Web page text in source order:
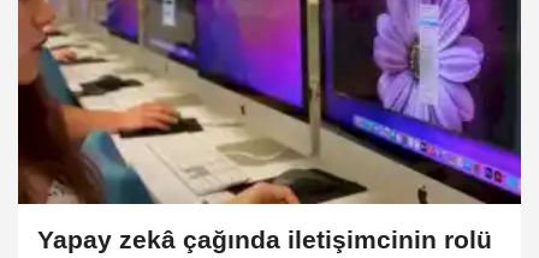
Yapay zekâ çağında iletişimcinin rolü